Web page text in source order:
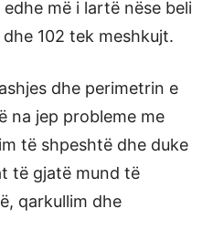
më i lartë nëse beli
102 tek meshkujt.
dhe perimetrin e
na jep probleme me
të shpeshtë dhe duke
të gjatë mund të
qarkullim dhe